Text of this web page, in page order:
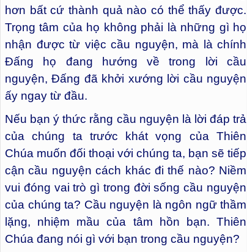
hơn bất cứ thành quả nào có thể thấy được.
Trọng tâm của họ không phải là những gì họ
nhận được từ việc cầu nguyện, mà là chính
Đấng họ đang hướng về trong lời cầu
nguyện, Đấng đã khởi xướng lời cầu nguyện
ấy ngay từ đầu.
Nếu bạn ý thức rằng cầu nguyện là lời đáp trả
của chúng ta trước khát vọng của Thiên
Chúa muốn đối thoại với chúng ta, bạn sẽ tiếp
cận cầu nguyện cách khác đi thế nào? Niềm
vui đóng vai trò gì trong đời sống cầu nguyện
của chúng ta? Cầu nguyện là ngôn ngữ thầm
lặng, nhiệm mầu của tâm hồn bạn. Thiên
Chúa đang nói gì với bạn trong cầu nguyện?